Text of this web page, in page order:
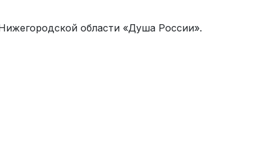
области «Душа России».